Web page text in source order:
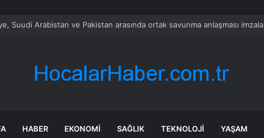
ÖTV düzenlemesi: Vatandaşlar bayilere akın etti
HABER EKONOMI SAĞLIK TEKNOLOJI YAŞAM